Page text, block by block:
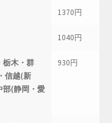
1370円
1040円
栃木・群
信越(新
部(静岡・愛
930円